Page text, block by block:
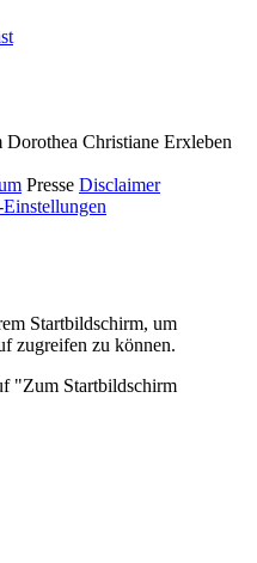
Christiane Erxleben
Presse Disclaimer
Startbildschirm, um
zugreifen zu können.
"Zum Startbildschirm